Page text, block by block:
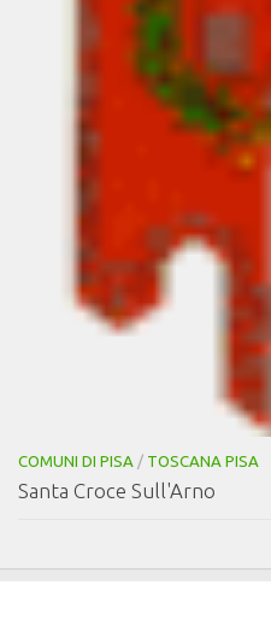
COMUNI DI PISA / TOSCANA PISA
Santa Croce Sull'Arno